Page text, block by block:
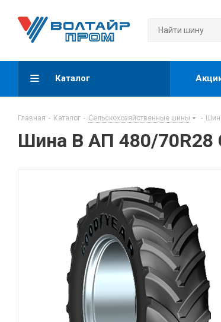
Каталог
Главная - Каталог - Сельскохозяйственные шины -
Шина В АП 480/70R28